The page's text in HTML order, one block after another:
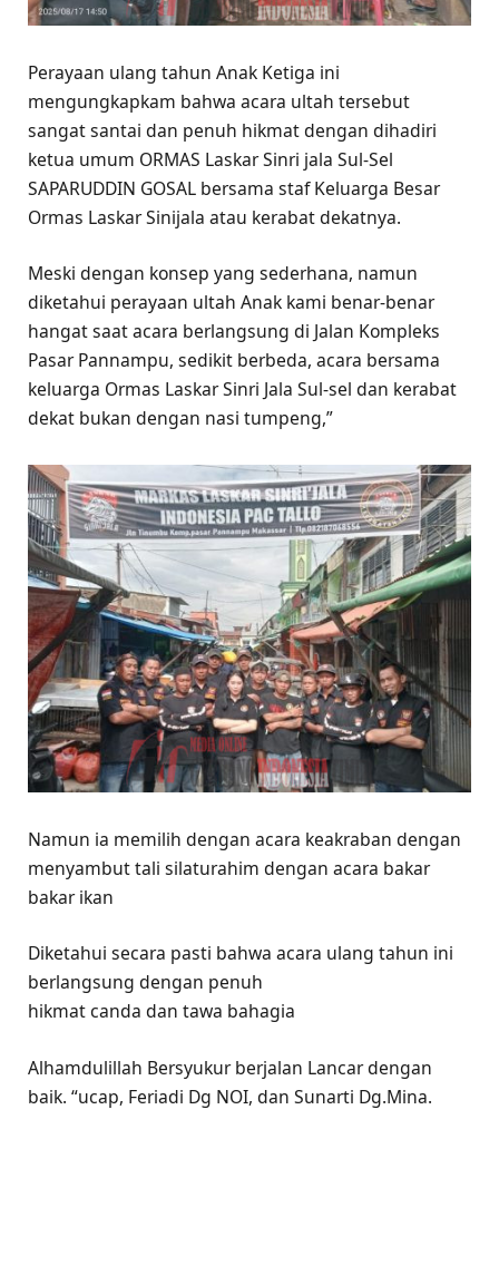
Perayaan ulang tahun Anak Ketiga ini
mengungkapkam bahwa acara ultah tersebut
sangat santai dan penuh hikmat dengan dihadiri
ketua umum ORMAS Laskar Sinri jala Sul-Sel
SAPARUDDIN GOSAL bersama staf Keluarga Besar
Ormas Laskar Sinijala atau kerabat dekatnya.
Meski dengan konsep yang sederhana, namun
diketahui perayaan ultah Anak kami benar-benar
hangat saat acara berlangsung di Jalan Kompleks
Pasar Pannampu, sedikit berbeda, acara bersama
keluarga Ormas Laskar Sinri Jala Sul-sel dan kerabat
dekat bukan dengan nasi tumpeng,”
Namun ia memilih dengan acara keakraban dengan
menyambut tali silaturahim dengan acara bakar
bakar ikan
Diketahui secara pasti bahwa acara ulang tahun ini
berlangsung dengan penuh
hikmat canda dan tawa bahagia
Alhamdulillah Bersyukur berjalan Lancar dengan
baik. “ucap, Feriadi Dg NOI, dan Sunarti Dg.Mina.